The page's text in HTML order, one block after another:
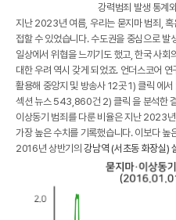
강력범죄 발생 통계
지난 2023년 여름, 우리는 묻지마 범죄,
접할 수 있었습니다. 수도권을 중심으로 발
일상에서 위협을 느끼기도 했고, 한국 사
대한 우려 역시 갖게 되었죠. 언더스코어
활용해 중앙지 및 방송사 12곳1) 클릭 에
섹션 뉴스 543,860건 2) 클릭 을 분석한
이상동기 범죄를 다룬 비율은 지난 2023
가장 높은 수치를 기록했습니다. 이보다 높
2016년 상반기의강남역 (서초동 화장실)